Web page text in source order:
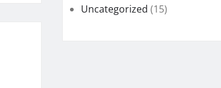
Uncategorized (15)